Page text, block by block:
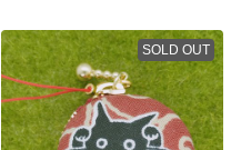
SOLD OUT